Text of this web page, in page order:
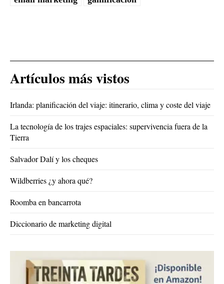
Artículos más vistos
Irlanda: planificación del viaje: itinerario, clima y coste del viaje
La tecnología de los trajes espaciales: supervivencia fuera de la
Tierra
Salvador Dalí y los cheques
Wildberries ¿y ahora qué?
Roomba en bancarrota
Diccionario de marketing digital